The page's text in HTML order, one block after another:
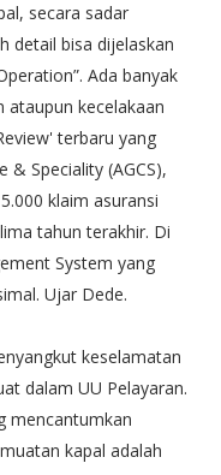
secara sadar
detail bisa dijelaskan
Ada banyak
kecelakaan
terbaru yang
& Speciality (AGCS),
klaim asuransi
tahun terakhir. Di
System yang
Ujar Dede.
keselamatan
dalam UU Pelayaran.
mencantumkan
kapal adalah